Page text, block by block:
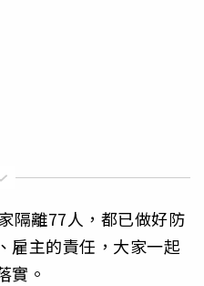
隔離77人，都已做好防
雇主的責任，大家一起
實。